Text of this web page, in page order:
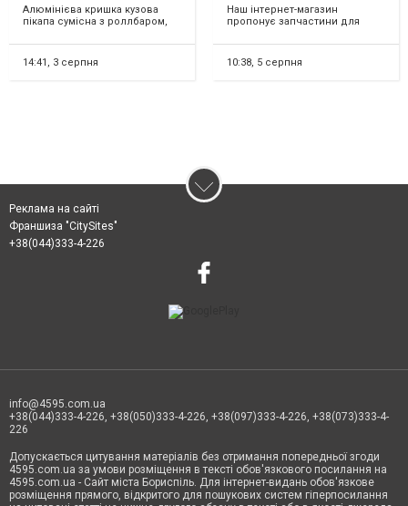
Алюмінієва кришка кузова
пікапа сумісна з роллбаром,
виробництво. Індивідуальна...
14:41, 3 серпня
ТАВРИЯ, СЛАВУТА,
ГАЗЕЛЬ, ВОЛГА, Chevrolet
Наш інтернет-магазин
пропонує запчастини для
Lanos, Sens) оптом та в
роздр...
10:38, 5 серпня
Реклама на сайті
Франшиза "CitySites"
+38(044)333-4-226
info@4595.com.ua
+38(044)333-4-226, +38(050)333-4-226, +38(097)333-4-226, +38(073)333-4-
226
Допускається цитування матеріалів без отримання попередньої згоди
4595.com.ua за умови розміщення в тексті обов'язкового посилання на
4595.com.ua - Сайт міста Бориспіль. Для інтернет-видань обов'язкове
розміщення прямого, відкритого для пошукових систем гіперпосилання